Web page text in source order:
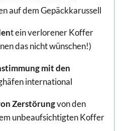
auf dem Gepäckkarussell
t ein verlorener Koffer
das nicht wünschen!)
mit den
international
Zerstörungvon den
unbeaufsichtigten Koffer